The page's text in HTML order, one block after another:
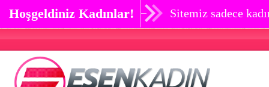
Hoşgeldiniz Kadınlar! Sitemiz sadece